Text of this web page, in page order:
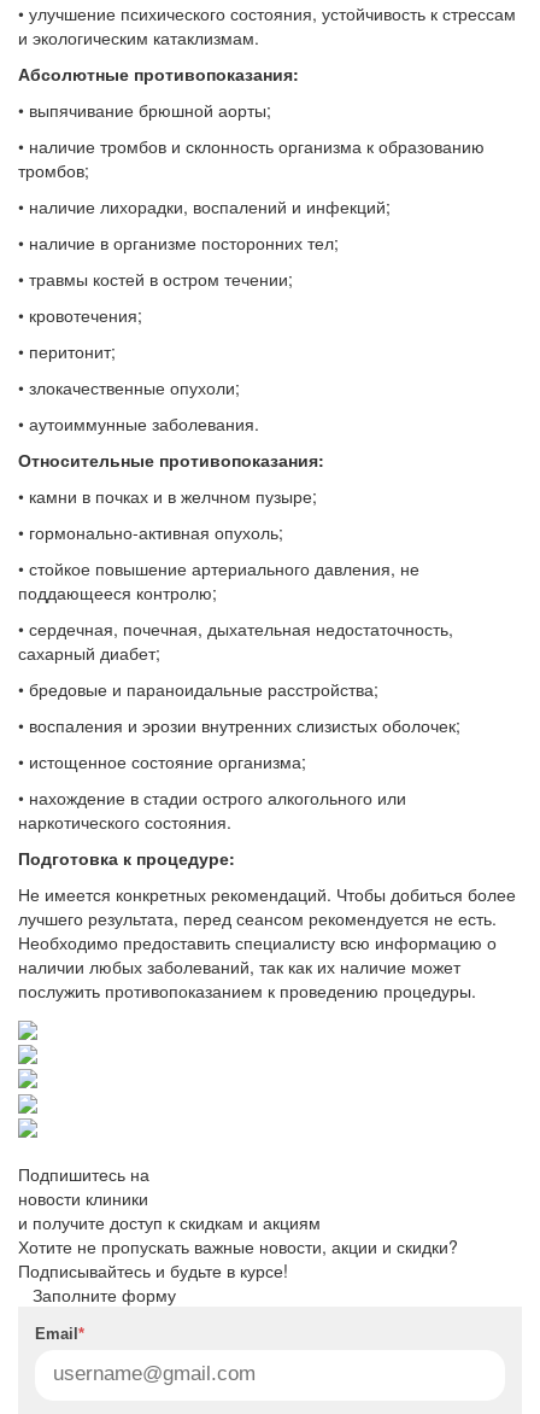
• улучшение психического состояния, устойчивость к стрессам
и экологическим катаклизмам.
Абсолютные противопоказания:
• выпячивание брюшной аорты;
• наличие тромбов и склонность организма к образованию
тромбов;
• наличие лихорадки, воспалений и инфекций;
• наличие в организме посторонних тел;
• травмы костей в остром течении;
• кровотечения;
• перитонит;
• злокачественные опухоли;
• аутоиммунные заболевания.
Относительные противопоказания:
• камни в почках и в желчном пузыре;
• гормонально-активная опухоль;
• стойкое повышение артериального давления, не
поддающееся контролю;
• сердечная, почечная, дыхательная недостаточность,
сахарный диабет;
• бредовые и параноидальные расстройства;
• воспаления и эрозии внутренних слизистых оболочек;
• истощенное состояние организма;
• нахождение в стадии острого алкогольного или
наркотического состояния.
Подготовка к процедуре:
Не имеется конкретных рекомендаций. Чтобы добиться более
лучшего результата, перед сеансом рекомендуется не есть.
Необходимо предоставить специалисту всю информацию о
наличии любых заболеваний, так как их наличие может
послужить противопоказанием к проведению процедуры.
Подпишитесь на
новости клиники
и получите доступ к скидкам и акциям
Хотите не пропускать важные новости, акции и скидки?
Подписывайтесь и будьте в курсе!
Заполните форму
Email *